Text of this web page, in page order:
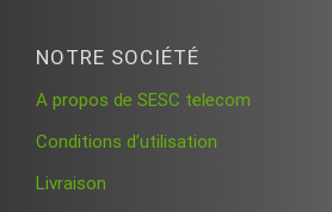
NOTRE SOCIÉTÉ
A propos de SESC telecom
Conditions d’utilisation
Livraison